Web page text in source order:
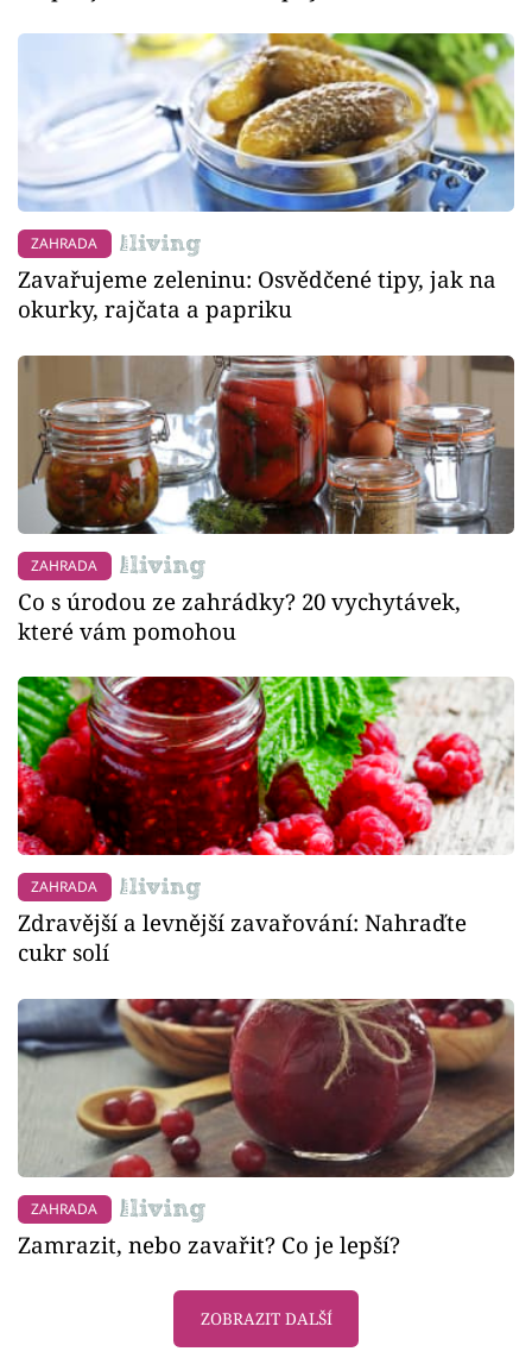
ZAHRADA
Zavařujeme zeleninu: Osvědčené tipy, jak na
okurky, rajčata a papriku
ZAHRADA
Co s úrodou ze zahrádky? 20 vychytávek,
které vám pomohou
ZAHRADA
Zdravější a levnější zavařování: Nahraďte
cukr solí
ZAHRADA
Zamrazit, nebo zavařit? Co je lepší?
ZOBRAZIT DALŠÍ